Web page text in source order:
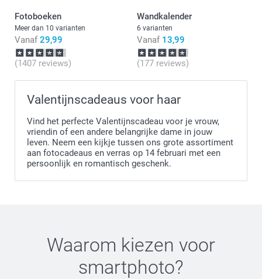
Fotoboeken
Meer dan 10 varianten
Vanaf 29,99
(1407 reviews)
Wandkalender
6 varianten
Vanaf 13,99
(177 reviews)
Valentijnscadeaus voor haar
Vind het perfecte Valentijnscadeau voor je vrouw,
vriendin of een andere belangrijke dame in jouw
leven. Neem een kijkje tussen ons grote assortiment
aan fotocadeaus en verras op 14 februari met een
persoonlijk en romantisch geschenk.
Waarom kiezen voor
smartphoto?